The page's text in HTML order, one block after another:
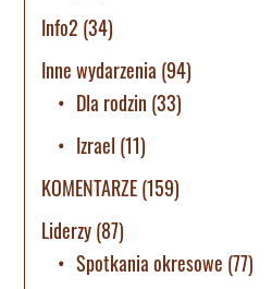
Info2 (34)
Inne wydarzenia (94)
Dla rodzin (33)
Izrael (11)
KOMENTARZE(159)
Liderzy(87)
Spotkania okresowe (77)